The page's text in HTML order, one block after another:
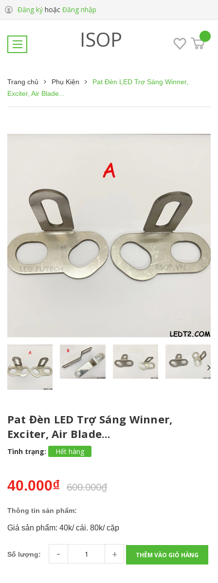
Đăng ký hoặc Đăng nhập
ISOP
Trang chủ Phụ Kiện
Pat Đèn LED Trợ Sáng Winner,
Exciter, Air Blade...
Pat Đèn LED Trợ Sáng Winner,
Exciter, Air Blade...
Tình trạng: Hết hàng
40.000₫ 600.000₫
Thông tin sản phẩm:
Giá sản phẩm: 40k/ cái. 80k/ cặp
Số lượng: - + THÊM VÀO GIỎ HÀNG